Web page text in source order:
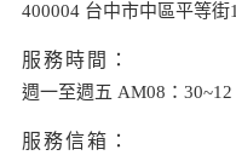
400004 台中市中區平等街
服務時間：
週一至週五 AM08：
服務信箱：